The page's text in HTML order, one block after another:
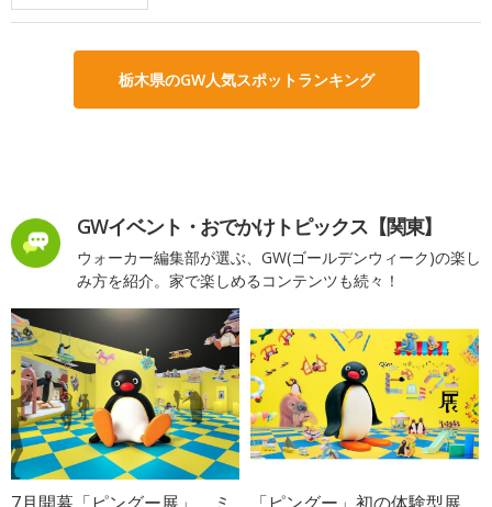
栃木県のGW人気スポットランキング
GWイベント・おでかけトピックス【関東】
ウォーカー編集部が選ぶ、GW(ゴールデンウィーク)の楽し
み方を紹介。家で楽しめるコンテンツも続々！